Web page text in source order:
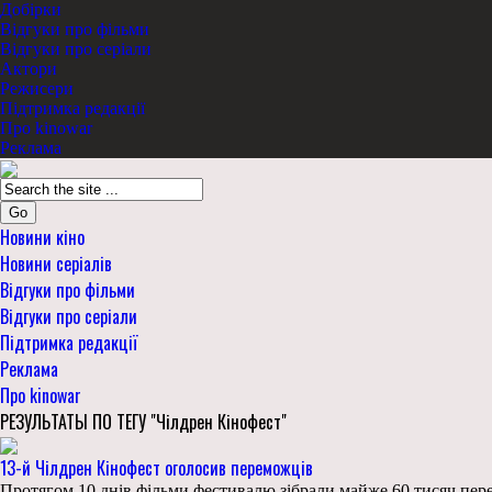
Добірки
Відгуки про фільми
Відгуки про серіали
Актори
Режисери
Підтримка редакції
Про kinowar
Реклама
Go
Новини кіно
Новини серіалів
Відгуки про фільми
Відгуки про серіали
Підтримка редакції
Реклама
Про kinowar
РЕЗУЛЬТАТЫ ПО ТЕГУ "Чілдрен Кінофест"
13-й Чілдрен Кінофест оголосив переможців